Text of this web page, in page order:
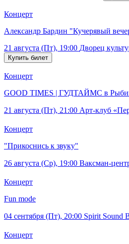
Концерт
Александр Бардин "Кучерявый
21 августа (Пт), 19:00 Дворец
Концерт
GOOD TIMES | ГУДТАЙМС в
21 августа (Пт), 21:00 Арт-клуб
Концерт
"Прикоснись к звуку"
26 августа (Ср), 19:00 Ваксман-
Концерт
Fun mode
04 сентября (Пт), 20:00 Spirit Sound
Концерт